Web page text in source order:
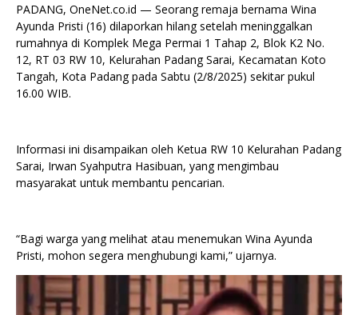
PADANG, OneNet.co.id — Seorang remaja bernama Wina
Ayunda Pristi (16) dilaporkan hilang setelah meninggalkan
rumahnya di Komplek Mega Permai 1 Tahap 2, Blok K2 No.
12, RT 03 RW 10, Kelurahan Padang Sarai, Kecamatan Koto
Tangah, Kota Padang pada Sabtu (2/8/2025) sekitar pukul
16.00 WIB.
Informasi ini disampaikan oleh Ketua RW 10 Kelurahan Padang
Sarai, Irwan Syahputra Hasibuan, yang mengimbau
masyarakat untuk membantu pencarian.
“Bagi warga yang melihat atau menemukan Wina Ayunda
Pristi, mohon segera menghubungi kami,” ujarnya.